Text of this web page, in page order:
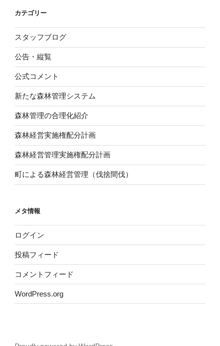
カテゴリー
スタッフブログ
公告・縦覧
公式コメント
新たな森林管理システム
森林管理の合理化紹介
森林経営実施権配分計画
森林経営管理実施権配分計画
町による森林経営管理（伐捨間伐）
メタ情報
ログイン
投稿フィード
コメントフィード
WordPress.org